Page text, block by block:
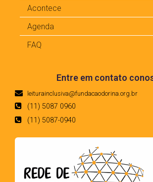
Acontece
Agenda
FAQ
Entre em contato
leiturainclusiva@fundacaodorina.org.br
(11) 5087 0960
(11) 5087-0940